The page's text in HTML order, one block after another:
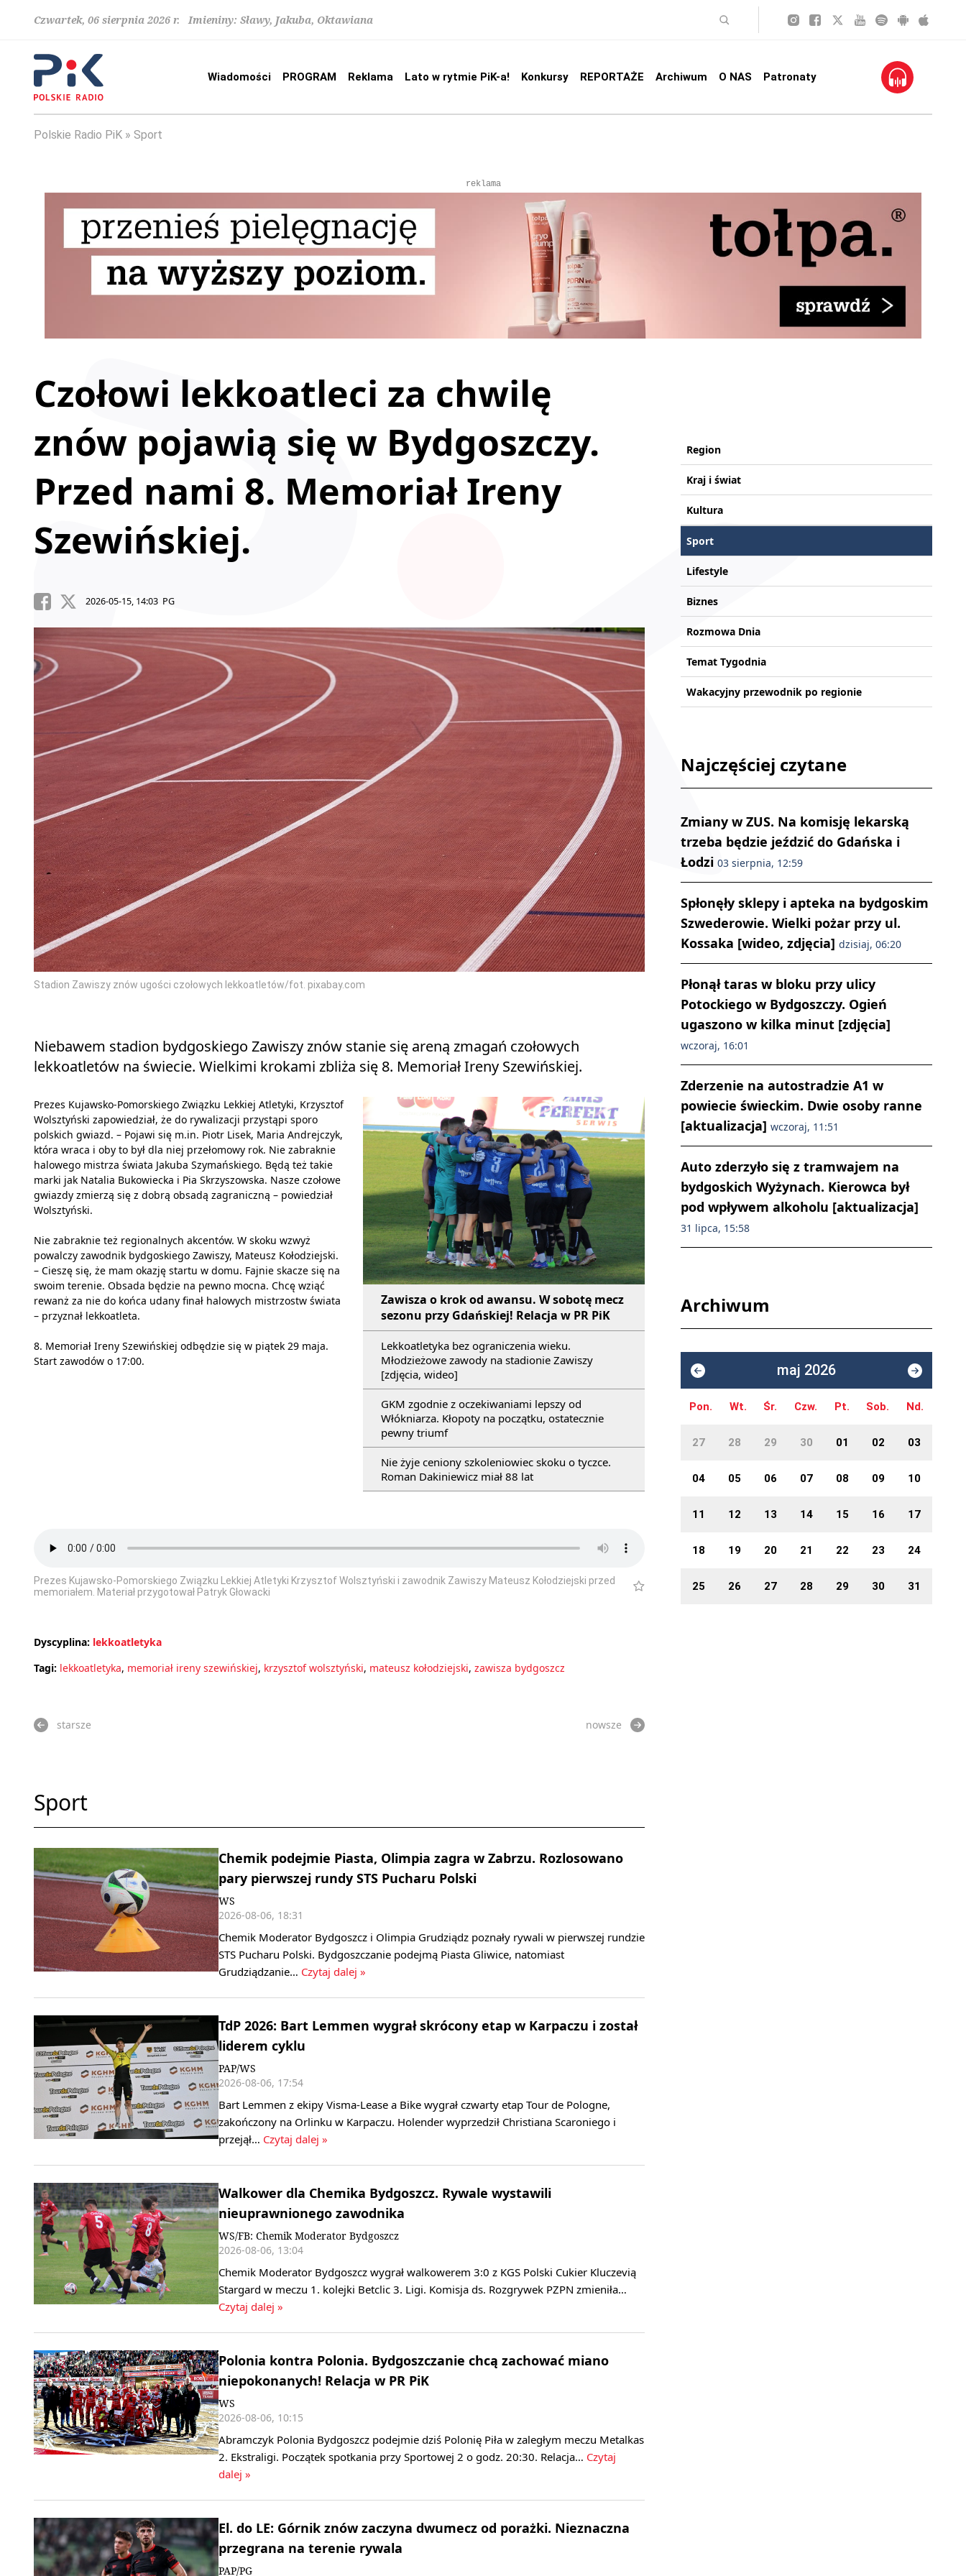
Czwartek, 06 sierpnia 2026 r. Imieniny: Sławy, Jakuba, Oktawiana
Wiadomości PROGRAM Reklama Lato w rytmie PiK-a! Konkursy REPORTAŻE Archiwum O NAS Patronaty
Polskie Radio PiK Sport
reklama
Czołowi lekkoatleci za chwilę
znów pojawią się w Bydgoszczy.
Przed nami 8. Memoriał Ireny
Szewińskiej.
2026-05-15, 14:03 PG
Stadion Zawiszy znów ugości czołowych lekkoatletów/fot. pixabay.com
Niebawem stadion bydgoskiego Zawiszy znów stanie się areną zmagań czołowych
lekkoatletów na świecie. Wielkimi krokami zbliża się 8. Memoriał Ireny Szewińskiej.
Zawisza o krok od awansu. W sobotę mecz
sezonu przy Gdańskiej! Relacja w PR PiK
Lekkoatletyka bez ograniczenia wieku.
Młodzieżowe zawody na stadionie Zawiszy
[zdjęcia, wideo]
GKM zgodnie z oczekiwaniami lepszy od
Włókniarza. Kłopoty na początku, ostatecznie
pewny triumf
Nie żyje ceniony szkoleniowiec skoku o tyczce.
Roman Dakiniewicz miał 88 lat
Prezes Kujawsko-Pomorskiego Związku Lekkiej Atletyki, Krzysztof
Wolsztyński zapowiedział, że do rywalizacji przystąpi sporo
polskich gwiazd. – Pojawi się m.in. Piotr Lisek, Maria Andrejczyk,
która wraca i oby to był dla niej przełomowy rok. Nie zabraknie
halowego mistrza świata Jakuba Szymańskiego. Będą też takie
marki jak Natalia Bukowiecka i Pia Skrzyszowska. Nasze czołowe
gwiazdy zmierzą się z dobrą obsadą zagraniczną – powiedział
Wolsztyński.
Nie zabraknie też regionalnych akcentów. W skoku wzwyż
powalczy zawodnik bydgoskiego Zawiszy, Mateusz Kołodziejski.
– Cieszę się, że mam okazję startu w domu. Fajnie skacze się na
swoim terenie. Obsada będzie na pewno mocna. Chcę wziąć
rewanż za nie do końca udany finał halowych mistrzostw świata
– przyznał lekkoatleta.
8. Memoriał Ireny Szewińskiej odbędzie się w piątek 29 maja.
Start zawodów o 17:00.
Prezes Kujawsko-Pomorskiego Związku Lekkiej Atletyki Krzysztof Wolsztyński i zawodnik Zawiszy Mateusz Kołodziejski przed
memoriałem. Materiał przygotował Patryk Głowacki
Dyscyplina: lekkoatletyka
Tagi: lekkoatletyka, memoriał ireny szewińskiej, krzysztof wolsztyński, mateusz kołodziejski, zawisza bydgoszcz
starsze nowsze
Sport
Chemik podejmie Piasta, Olimpia zagra w Zabrzu. Rozlosowano
pary pierwszej rundy STS Pucharu Polski
WS
2026-08-06, 18:31
Chemik Moderator Bydgoszcz i Olimpia Grudziądz poznały rywali w pierwszej rundzie
STS Pucharu Polski. Bydgoszczanie podejmą Piasta Gliwice, natomiast
Grudziądzanie… Czytaj dalej »
TdP 2026: Bart Lemmen wygrał skrócony etap w Karpaczu i został
liderem cyklu
PAP/WS
2026-08-06, 17:54
Bart Lemmen z ekipy Visma-Lease a Bike wygrał czwarty etap Tour de Pologne,
zakończony na Orlinku w Karpaczu. Holender wyprzedził Christiana Scaroniego i
przejął… Czytaj dalej »
Walkower dla Chemika Bydgoszcz. Rywale wystawili
nieuprawnionego zawodnika
WS/FB: Chemik Moderator Bydgoszcz
2026-08-06, 13:04
Chemik Moderator Bydgoszcz wygrał walkowerem 3:0 z KGS Polski Cukier Kluczevią
Stargard w meczu 1. kolejki Betclic 3. Ligi. Komisja ds. Rozgrywek PZPN zmieniła…
Czytaj dalej »
Polonia kontra Polonia. Bydgoszczanie chcą zachować miano
niepokonanych! Relacja w PR PiK
WS
2026-08-06, 10:15
Abramczyk Polonia Bydgoszcz podejmie dziś Polonię Piła w zaległym meczu Metalkas
2. Ekstraligi. Początek spotkania przy Sportowej 2 o godz. 20:30. Relacja… Czytaj
dalej »
El. do LE: Górnik znów zaczyna dwumecz od porażki. Nieznaczna
przegrana na terenie rywala
PAP/PG
Region
Kraj i świat
Kultura
Sport
Lifestyle
Biznes
Rozmowa Dnia
Temat Tygodnia
Wakacyjny przewodnik po regionie
Najczęściej czytane
Zmiany w ZUS. Na komisję lekarską
trzeba będzie jeździć do Gdańska i
Łodzi 03 sierpnia, 12:59
Spłonęły sklepy i apteka na bydgoskim
Szwederowie. Wielki pożar przy ul.
Kossaka [wideo, zdjęcia] dzisiaj, 06:20
Płonął taras w bloku przy ulicy
Potockiego w Bydgoszczy. Ogień
ugaszono w kilka minut [zdjęcia]
wczoraj, 16:01
Zderzenie na autostradzie A1 w
powiecie świeckim. Dwie osoby ranne
[aktualizacja] wczoraj, 11:51
Auto zderzyło się z tramwajem na
bydgoskich Wyżynach. Kierowca był
pod wpływem alkoholu [aktualizacja]
31 lipca, 15:58
Archiwum
maj 2026
Pon. Wt. Śr. Czw. Pt. Sob. Nd.
27 28 29 30 01 02 03
04 05 06 07 08 09 10
11 12 13 14 15 16 17
18 19 20 21 22 23 24
25 26 27 28 29 30 31